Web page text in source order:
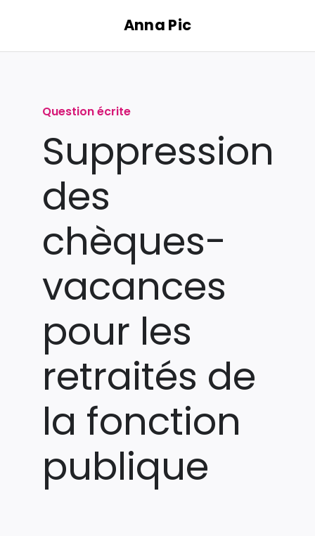
contenu
Anna Pic
Question écrite
Suppression
des
chèques-
vacances
pour les
retraités de
la fonction
publique